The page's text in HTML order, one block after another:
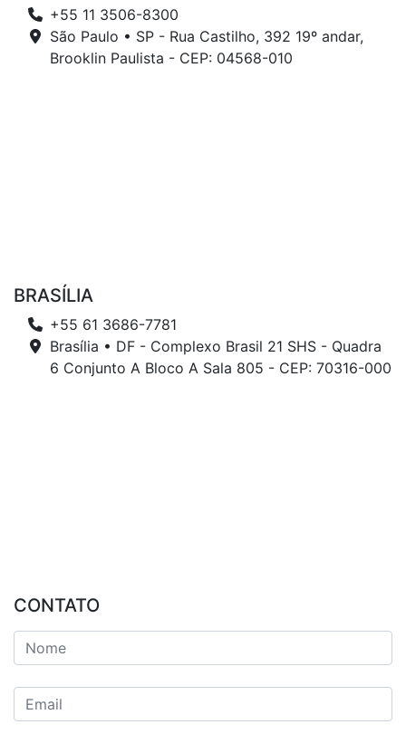
+55 11 3506-8300
São Paulo • SP - Rua Castilho, 392 19º andar,
Brooklin Paulista - CEP: 04568-010
BRASÍLIA
+55 61 3686-7781
Brasília • DF - Complexo Brasil 21 SHS - Quadra
6 Conjunto A Bloco A Sala 805 - CEP: 70316-000
CONTATO